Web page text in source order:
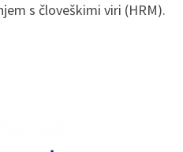
s človeškimi viri (HRM).